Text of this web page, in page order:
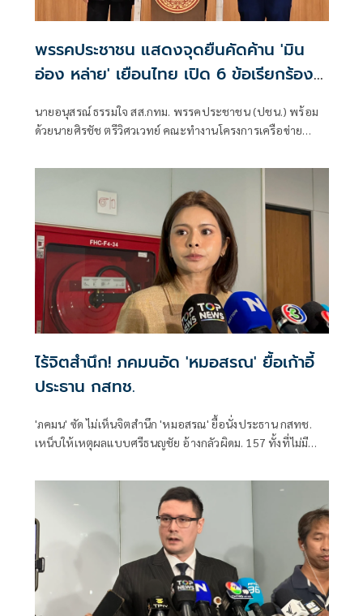
พรรคประชาชน แสดงจุดยืนคัดค้าน 'มิน
อ่อง หล่าย' เยือนไทย เปิด 6 ข้อเรียกร้อง
นายอนุสรณ์ ธรรมใจ สส.กทม. พรรคประชาชน (ปชน.) พร้อม
ด้วยนายศิรชัช ตรีวิศวเวทย์ คณะทำงานโครงการเครือข่าย
พัฒนาอย่างยั่งยืน แถลงคัดค้านการเยือนไทยอย่างเป็นทางการ
ไร้จิตสำนึก! ภคมนอัด 'หมอสรณ' ยื้อเก้าอี้
ประธาน กสทช.
'ภคมน' ซัด ไม่เห็นจิตสำนึก 'หมอสรณ' ยื้อนั่งประธาน กสทช.
เหน็บให้เหตุผลแบบศรีธนญชัย อ้างกลัวผิดม. 157 ทั้งที่ไม่มี
ตำแหน่งได้แล้ว